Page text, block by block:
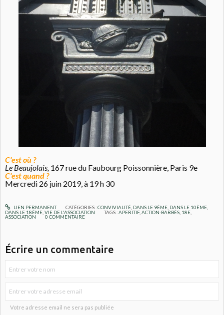
C'est où ?
Le Beaujolais, 167 rue du Faubourg Poissonnière, Paris 9e
C'est quand ?
Mercredi 26 juin 2019, à 19 h 30
LIEN PERMANENT CATÉGORIES :CONVIVIALITÉ, DANS LE 9ÈME, DANS LE 10ÈME,
DANS LE 18ÈME ,VIE DE L'ASSOCIATION TAGS :APERITIF,ACTION-BARBÈS 18E
ASSOCIATION 0 COMMENTAIRE
Écrire un commentaire
Votre adresse email ne sera pas publiée